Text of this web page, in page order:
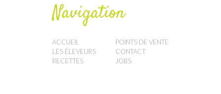
Navigation
ACCUEIL
LES ÉLEVEURS
RECETTES
POINTS DE VENTE
CONTACT
JOBS